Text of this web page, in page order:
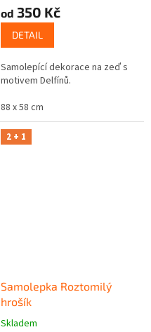
od 350 Kč
DETAIL
Samolepící dekorace na zeď s
motivem Delfínů.
88 x 58 cm
2 + 1
Samolepka Roztomilý
hrošík
Skladem